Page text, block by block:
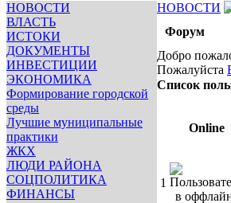
НОВОСТИ
ВЛАСТЬ
ИСТОКИ
ДОКУМЕНТЫ
ИНВЕСТИЦИИ
ЭКОНОМИКА
Формирование городской
среды
Лучшие муниципальные
практики
ЖКХ
ЛЮДИ РАЙОНА
СОЦПОЛИТИКА
ФИНАНСЫ
НОВОСТИ
Форум
Добро
Пожалуйста
Список
Online
1